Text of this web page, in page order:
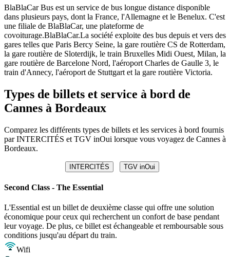
BlaBlaCar Bus est un service de bus longue distance disponible
dans plusieurs pays, dont la France, l'Allemagne et le Benelux. C'est
une filiale de BlaBlaCar, une plateforme de
covoiturage.BlaBlaCar.La société exploite des bus depuis et vers des
gares telles que Paris Bercy Seine, la gare routière CS de Rotterdam,
la gare routière de Sloterdijk, le train Bruxelles Midi Ouest, Milan, la
gare routière de Barcelone Nord, l'aéroport Charles de Gaulle 3, le
train d'Annecy, l'aéroport de Stuttgart et la gare routière Victoria.
Types de billets et service à bord de
Cannes à Bordeaux
Comparez les différents types de billets et les services à bord fournis
par INTERCITÉS et TGV inOui lorsque vous voyagez de Cannes à
Bordeaux.
INTERCITÉS TGV inOui
Second Class - The Essential
L'Essential est un billet de deuxième classe qui offre une solution
économique pour ceux qui recherchent un confort de base pendant
leur voyage. De plus, ce billet est échangeable et remboursable sous
conditions jusqu'au départ du train.
Wifi